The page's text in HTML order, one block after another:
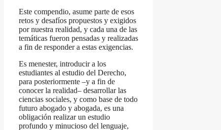
Este compendio, asume parte de esos
retos y desafíos propuestos y exigidos
por nuestra realidad, y cada una de las
temáticas fueron pensadas y realizadas
a fin de responder a estas exigencias.
Es menester, introducir a los
estudiantes al estudio del Derecho,
para posteriormente –y a fin de
conocer la realidad– desarrollar las
ciencias sociales, y como base de todo
futuro abogado y abogada, es una
obligación realizar un estudio
profundo y minucioso del lenguaje,